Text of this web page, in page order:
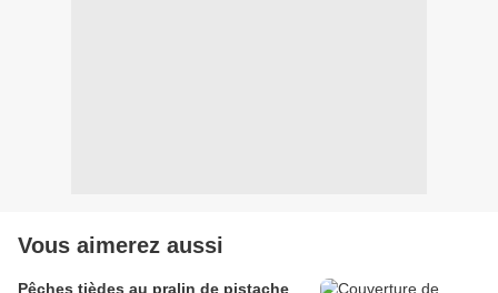
Vous aimerez aussi
Pêches tièdes au pralin de pistache